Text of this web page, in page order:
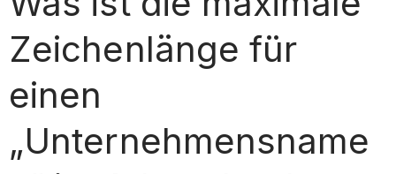
Zeichenlänge für
einen
„Unternehmensname